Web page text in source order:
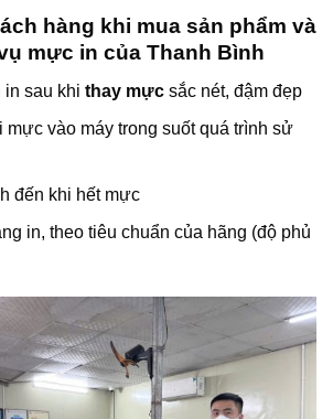
hàng khi mua sản phẩm và
mực in của Thanh Bình
sau khi thay mựcsắc nét, đậm đẹp
mực vào máy trong suốt quá trình sử
đến khi hết mực
in, theo tiêu chuẩn của hãng (độ phủ